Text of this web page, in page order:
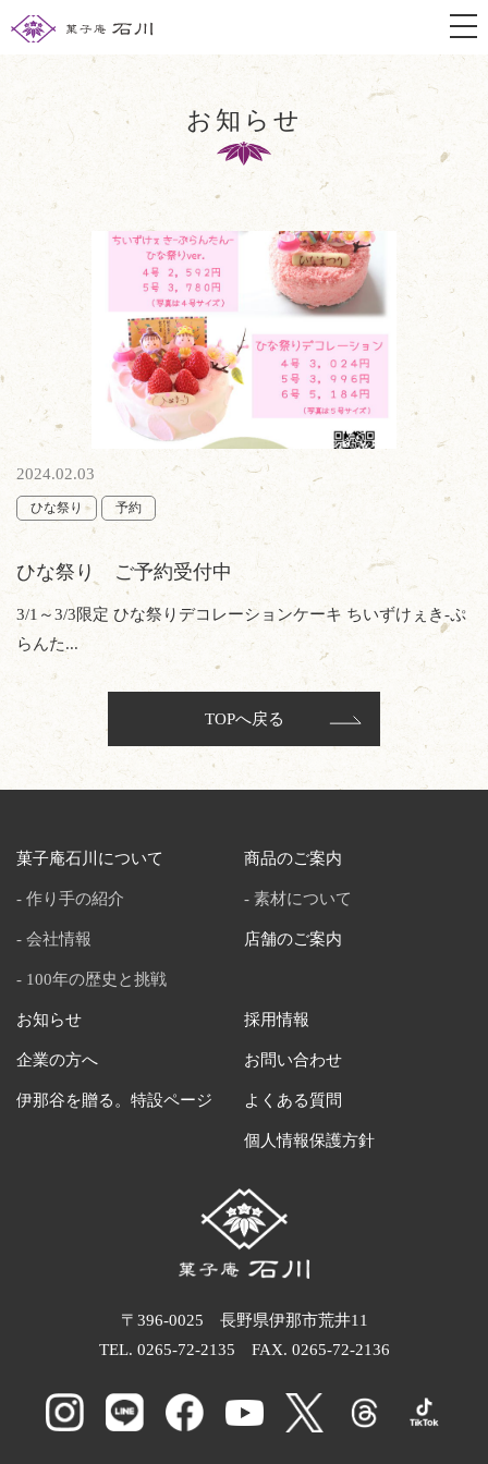
お知らせ
2024.02.03
ひな祭り 予約
ひな祭り ご予約受付中
3/1～3/3限定 ひな祭りデコレーションケーキ ちいずけぇき-ぷ
らんた...
TOPへ戻る
菓子庵石川について
作り手の紹介
会社情報
100年の歴史と挑戦
商品のご案内
素材について
店舗のご案内
お知らせ
企業の方へ
伊那谷を贈る。特設ページ
採用情報
お問い合わせ
よくある質問
個人情報保護方針
〒396-0025 長野県伊那市荒井11
TEL. 0265-72-2135 FAX. 0265-72-2136